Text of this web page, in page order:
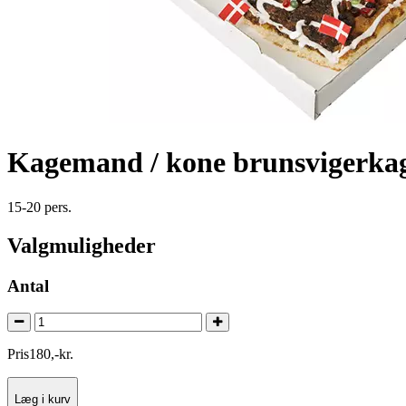
Kagemand / kone
15-20 pers.
Valgmuligheder
Antal
Pris180,-kr.
Læg i kurv